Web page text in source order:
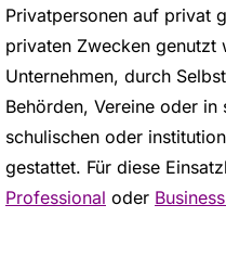
Privatpersonen auf privat
privaten Zwecken genutzt
Unternehmen, durch
Behörden, Vereine oder
schulischen oder
gestattet. Für diese
Professional oder